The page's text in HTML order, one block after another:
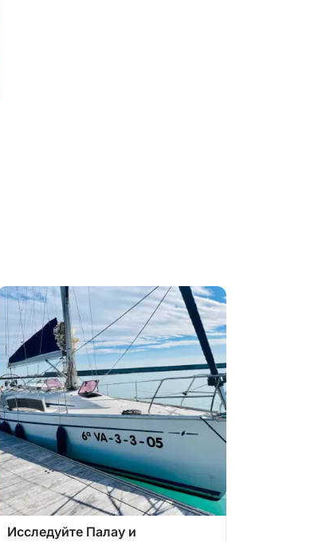
Исследуйте Палау и